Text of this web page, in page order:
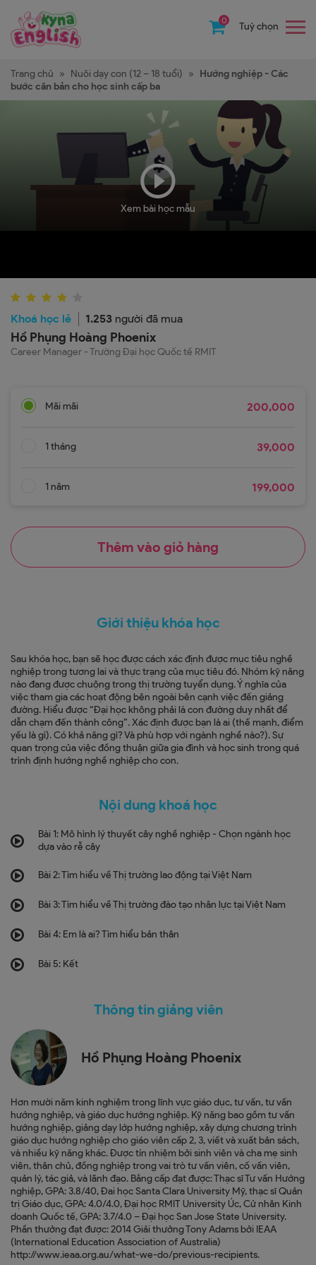
0
Tuỳ chọn
Trang chủ » Nuôi dạy con (12 – 18 tuổi) » Hướng nghiệp - Các
bước căn bản cho học sinh cấp ba
Xem bài học mẫu
Khoá học lẻ 1.253 người đã mua
Hồ Phụng Hoàng Phoenix
Career Manager - Trường Đại học Quốc tế RMIT
Mãi mãi 200,000
1 tháng 39,000
1 năm 199,000
Thêm vào giỏ hàng
Giới thiệu khóa học
Sau khóa học, bạn sẽ học được cách xác định được mục tiêu nghề
nghiệp trong tương lai và thực trạng của mục tiêu đó. Nhóm kỹ năng
nào đang được chuộng trong thị trường tuyển dụng. Ý nghĩa của
việc tham gia các hoạt động bên ngoài bên cạnh việc đến giảng
đường. Hiểu được “Đại học không phải là con đường duy nhất để
dẫn chạm đến thành công”. Xác định được bạn là ai (thế mạnh, điểm
yếu là gì). Có khả năng gì? Và phù hợp với ngành nghề nào?). Sự
quan trọng của việc đồng thuận giữa gia đình và học sinh trong quá
trình định hướng nghề nghiệp cho con.
Nội dung khoá học
Bài 1: Mô hình lý thuyết cây nghề nghiệp - Chọn ngành học
dựa vào rễ cây
Bài 2: Tìm hiểu về Thị trường lao động tại Việt Nam
Bài 3: Tìm hiểu về Thị trường đào tạo nhân lực tại Việt Nam
Bài 4: Em là ai? Tìm hiểu bản thân
Bài 5: Kết
Thông tin giảng viên
Hồ Phụng Hoàng Phoenix
Hơn mười năm kinh nghiệm trong lĩnh vực giáo dục, tư vấn, tư vấn
hướng nghiệp, và giáo dục hướng nghiệp. Kỹ năng bao gồm tư vấn
hướng nghiệp, giảng dạy lớp hướng nghiệp, xây dựng chương trình
giáo dục hướng nghiệp cho giáo viên cấp 2, 3, viết và xuất bản sách,
và nhiều kỹ năng khác. Được tín nhiệm bởi sinh viên và cha mẹ sinh
viên, thân chủ, đồng nghiệp trong vai trò tư vấn viên, cố vấn viên,
quản lý, tác giả, và lãnh đạo. Bằng cấp đạt được: Thạc sĩ Tư vấn Hướng
nghiệp, GPA: 3.8/40, Đai học Santa Clara University Mỹ, thạc sĩ Quản
trị Giáo dục, GPA: 4.0/4.0, Đại học RMIT University Úc, Cử nhân Kinh
doanh Quốc tế, GPA: 3.7/4.0 – Đại học San Jose State University.
Phần thưởng đạt được: 2014 Giải thưởng Tony Adams bởi IEAA
(International Education Association of Australia)
http://www.ieaa.org.au/what-we-do/previous-recipients.